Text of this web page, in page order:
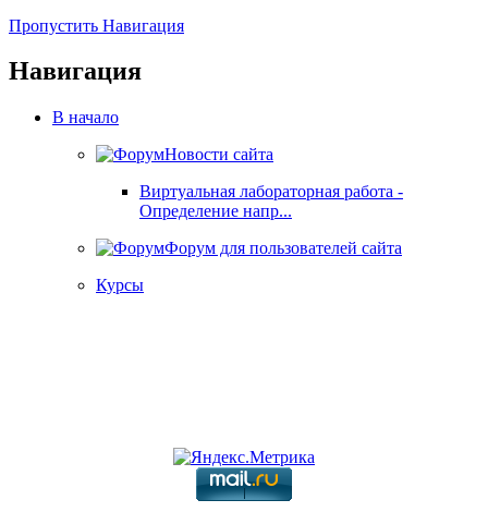
Пропустить Навигация
Навигация
В начало
Новости сайта
Виртуальная лабораторная работа -
Определение напр...
Форум для пользователей сайта
Курсы